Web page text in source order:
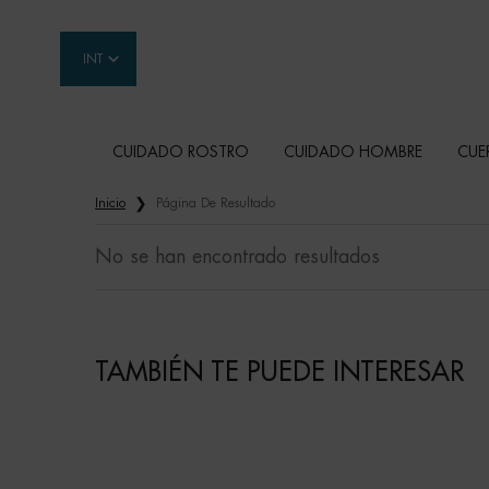
INT
CUIDADO ROSTRO CUIDADO HOMBRE
Inicio
Página De Resultado
No se han encontrado resultados
TAMBIÉN TE PUEDE INTERESAR